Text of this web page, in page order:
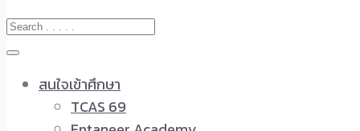
สนใจเข้าศึกษา
TCAS 69